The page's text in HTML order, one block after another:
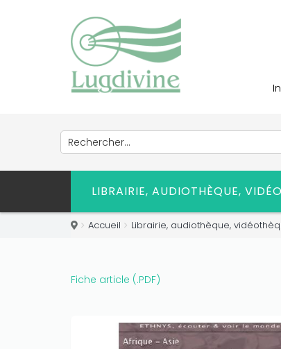
LIBRAIRIE, AUDIOTHÈQUE,
Accueil Librairie, audiothèque,
Fiche article (.PDF)